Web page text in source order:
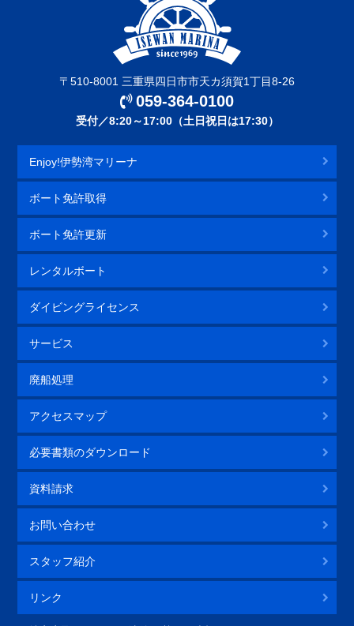
〒510-8001 三重県四日市市天カ須賀1丁目8-26
059-364-0100
受付／8:20～17:00（土日祝日は17:30）
Enjoy!伊勢湾マリーナ
ボート免許取得
ボート免許更新
レンタルボート
ダイビングライセンス
サービス
廃船処理
アクセスマップ
必要書類のダウンロード
資料請求
お問い合わせ
スタッフ紹介
リンク